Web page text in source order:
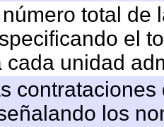
total de
el
cada unidad
los